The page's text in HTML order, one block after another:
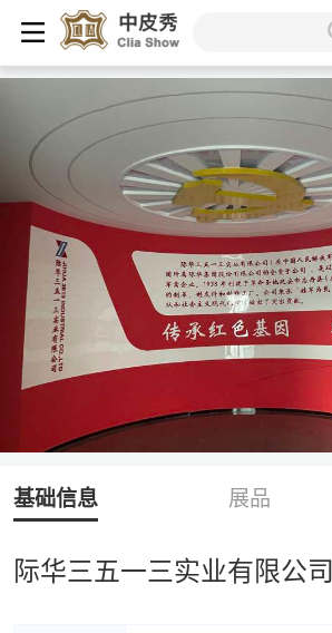
基础信息 展品
际华三五一三实业有限公司